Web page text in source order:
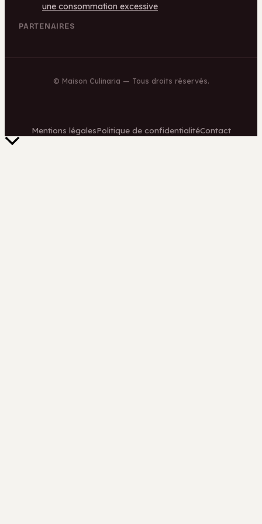
une consommation excessive
PARTENAIRES
© Maison Culinaria — Tous droits réservés.
Mentions légalesPolitique de confidentialitéContact